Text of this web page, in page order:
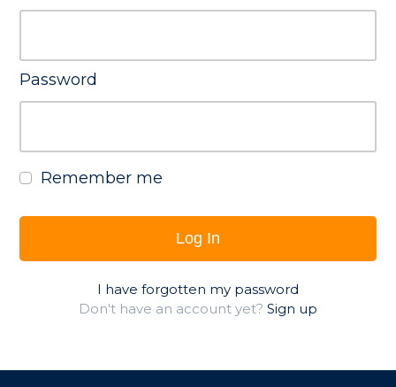
Password
Remember me
Log In
I have forgotten my password
Don't have an account yet? Sign up